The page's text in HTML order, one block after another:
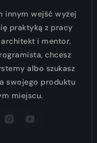
innym wejść wyżej
praktyką z pracy
i mentor.
chcesz
albo szukasz
swojego produktu
miejscu.